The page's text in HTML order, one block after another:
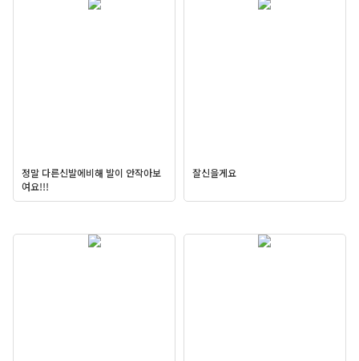
정말 다른신발에비해 발이 안작아보
여요!!!
잘신을게요